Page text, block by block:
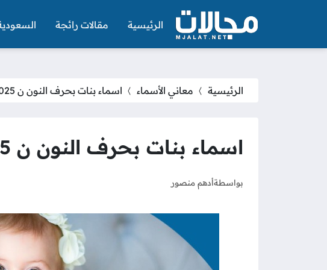
الرئيسية مقالات رائجة
الرئيسية معاني الأسماء اسماء بنات بحرف النون ن 2025 ومعانيها
اسماء بنات بحرف النون ن 2025 ومعانيها
بواسطةأدهم منصور